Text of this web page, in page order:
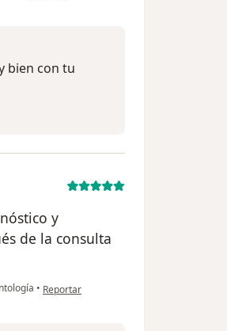
bien con tu
y
de la consulta
• en opinión del usuario Luisa martinez
Reportar